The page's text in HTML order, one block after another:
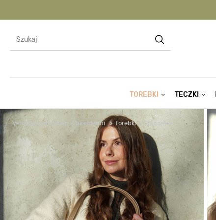
TOREBKI TECZKI
Verostilo.com sklep z torebkami Torebki Shoppery